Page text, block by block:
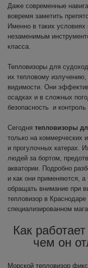
Даже современные
вовремя заметить
Именно в таких условиях
незаменимым
класса.
Тепловизоры для
их тепловому
видимости. Они
осадках и в сложных
безопасность и
Сегодня тепловизоры
только на коммерческих
и прогулочных катерах.
людей за бортом,
акватории. Подробно
и как они применяются, а
обращать внимание при
тепловизор в
специализированном
Как
чем он
Морской тепловизор